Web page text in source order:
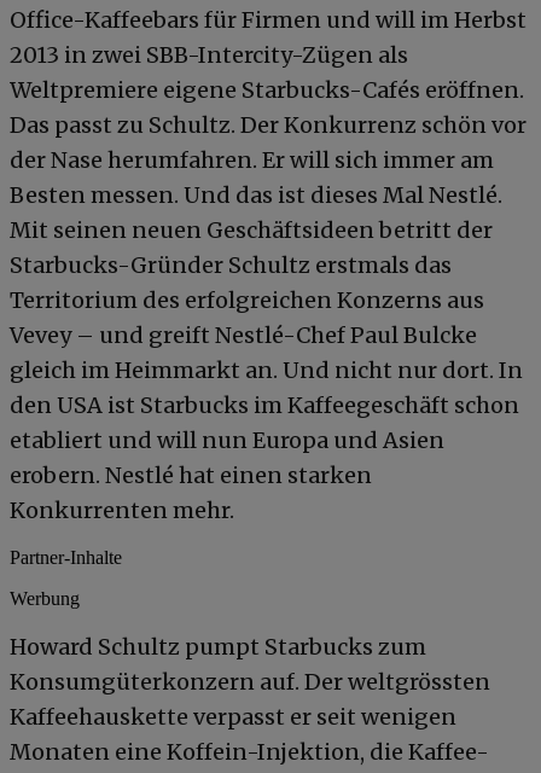
Office-Kaffeebars für Firmen und will im Herbst
2013 in zwei SBB-Intercity-Zügen als
Weltpremiere eigene Starbucks-Cafés eröffnen.
Das passt zu Schultz. Der Konkurrenz schön vor
der Nase herumfahren. Er will sich immer am
Besten messen. Und das ist dieses Mal Nestlé.
Mit seinen neuen Geschäftsideen betritt der
Starbucks-Gründer Schultz erstmals das
Territorium des erfolgreichen Konzerns aus
Vevey – und greift Nestlé-Chef Paul Bulcke
gleich im Heimmarkt an. Und nicht nur dort. In
den USA ist Starbucks im Kaffeegeschäft schon
etabliert und will nun Europa und Asien
erobern. Nestlé hat einen starken
Konkurrenten mehr.
Partner-Inhalte
Werbung
Howard Schultz pumpt Starbucks zum
Konsumgüterkonzern auf. Der weltgrössten
Kaffeehauskette verpasst er seit wenigen
Monaten eine Koffein-Injektion, die Kaffee-